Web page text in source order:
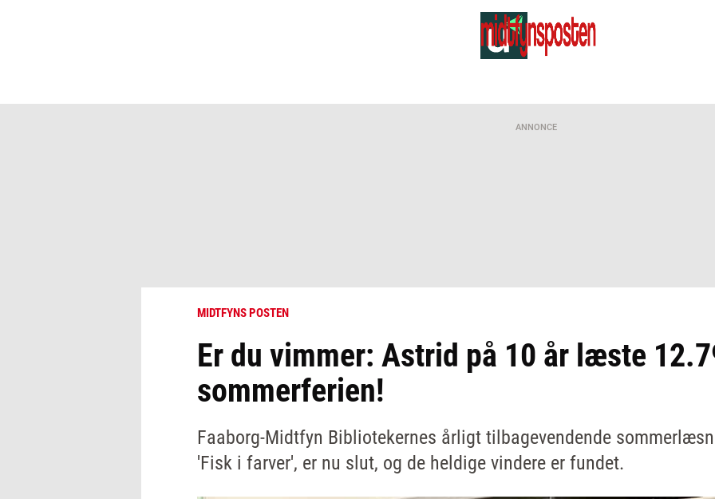
ANNONCE
MIDTFYNS POSTEN
Er du vimmer: Astrid på 10 år læste
sommerferien!
Faaborg-Midtfyn Bibliotekernes årligt tilbagevendende
'Fisk i farver', er nu slut, og de heldige vindere er fundet.